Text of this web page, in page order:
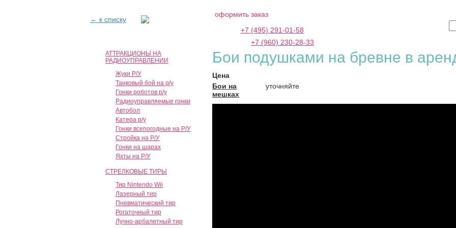
← к списку
оформить заказ
+7 (495) 291-01-58
+7 (960) 230-28-33
Бои подушками на бревне в
Цена
Бои на
мешках
уточняйте
АТТРАКЦИОНЫ НА
РАДИОУПРАВЛЕНИИ
Жуки Р/У
Танковый бой на р/у
Гонки роботов р/у
Радиоуправляемые гонки
Автобол
Катера р/у
Гонки всепогодные на Р/У
Стройка на Р/У
Гонки на шарах
Яхты на Р/У
СТРЕЛКОВЫЕ ТИРЫ
Тир Nintendo Wii
Лазерный тир
Пневматический тир
Рогаточный тир
Лучно-арбалетный тир